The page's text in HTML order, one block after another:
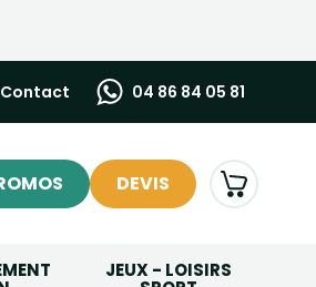
Contact 04 86 84 05 81
DEVIS
JEUX - LOISIRS